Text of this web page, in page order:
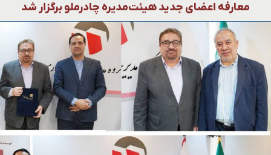
معارفه اعضای جدید هیئت‌مدیره چادرملو برگزار شد